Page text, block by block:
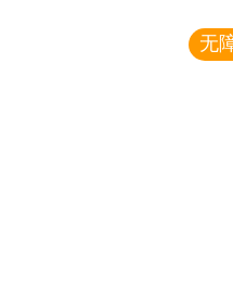
无